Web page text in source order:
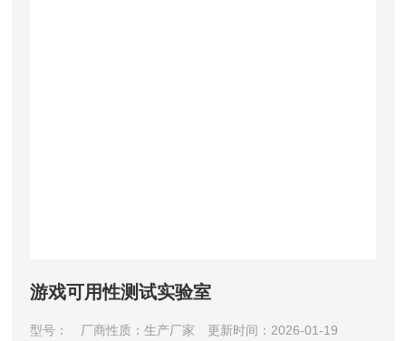
游戏可用性测试实验室
型号： 厂商性质：生产厂家 更新时间：2026-01-19